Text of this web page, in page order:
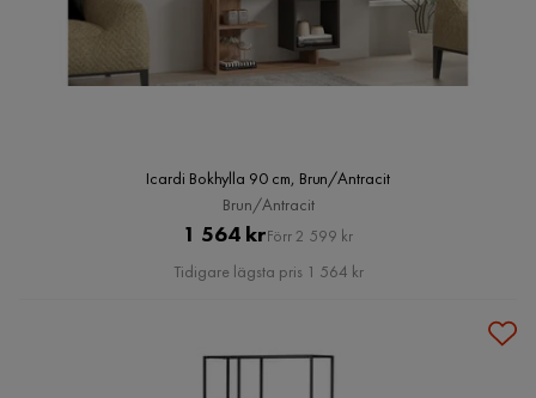
Icardi Bokhylla 90 cm, Brun/Antracit
Brun/Antracit
Pris
1 564 krOriginal
Pris
Förr 2 599 kr
Tidigare lägsta pris 1 564 kr